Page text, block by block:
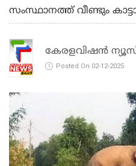
സംസ്ഥാനത്ത് വീണ്ടും
കേരളവിഷൻ
Posted On 02-12-2025